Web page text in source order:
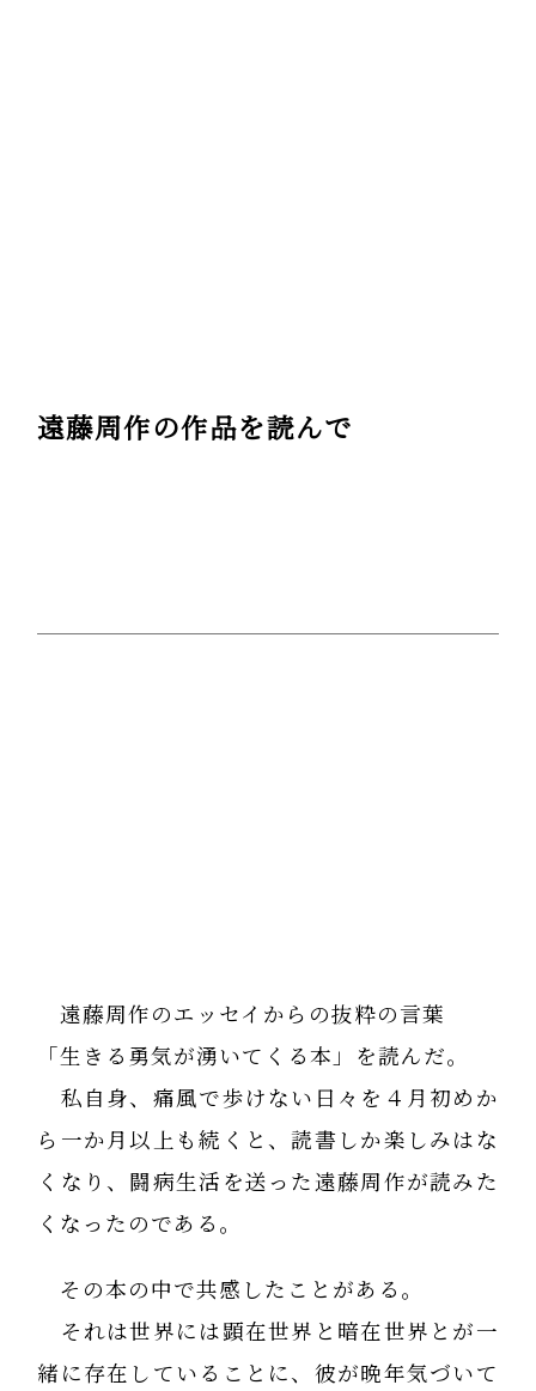
遠藤周作の作品を読んで
遠藤周作のエッセイからの抜粋の言葉
「生きる勇気が湧いてくる本」を読んだ。
私自身、痛風で歩けない日々を４月初めか
ら一か月以上も続くと、読書しか楽しみはな
くなり、闘病生活を送った遠藤周作が読みた
くなったのである。
その本の中で共感したことがある。
それは世界には顕在世界と暗在世界とが一
緒に存在していることに、彼が晩年気づいて